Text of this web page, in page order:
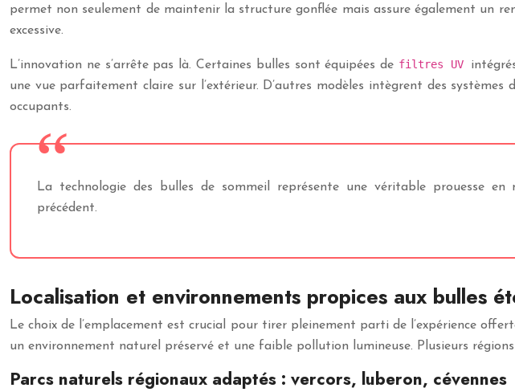
permet non seulement de maintenir la structure gonflée mais assure également un
excessive.
L’innovation ne s’arrête pas là. Certaines bulles sont équipées de filtres UV
une vue parfaitement claire sur l’extérieur. D’autres modèles intègrent des
occupants.
La technologie des bulles de sommeil représente une véritable prouesse
précédent.
Localisation et environnements propices aux bulles
Le choix de l’emplacement est crucial pour tirer pleinement parti de l’expérience
un environnement naturel préservé et une faible pollution lumineuse. Plusieurs
Parcs naturels régionaux adaptés : vercors, luberon, cévennes